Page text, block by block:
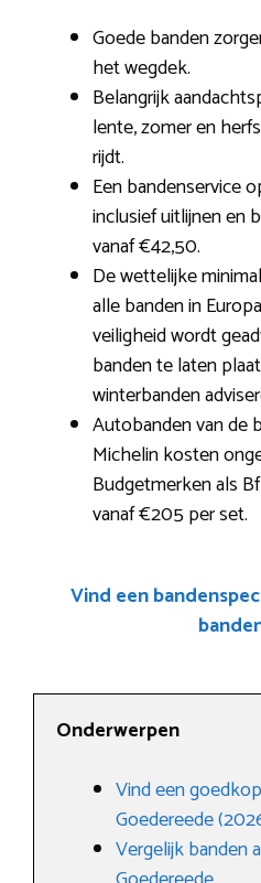
Goede banden
het wegdek.
Belangrijk
lente, zomer en
rijdt.
Een bandenservice
inclusief uitlijnen en
vanaf €42,50.
De wettelijke
alle banden in
veiligheid wordt
banden te laten
winterbanden
Autobanden van de
Michelin kosten
Budgetmerken als
vanaf €205 per set.
Vind een
Onderwerpen
Vind een
Goedereede
Vergelijk banden